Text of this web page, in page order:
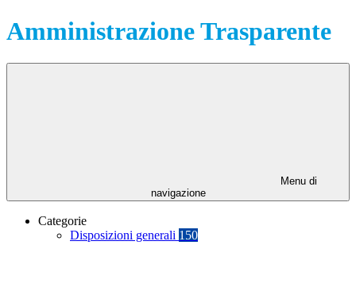
Amministrazione Trasparente
Menu di
navigazione
Categorie
Disposizioni generali 150